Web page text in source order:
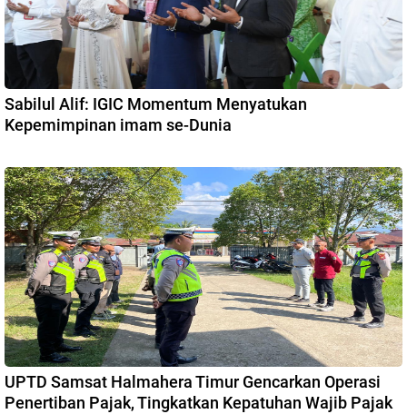
Sabilul Alif: IGIC Momentum Menyatukan
Kepemimpinan imam se-Dunia
UPTD Samsat Halmahera Timur Gencarkan Operasi
Penertiban Pajak, Tingkatkan Kepatuhan Wajib Pajak